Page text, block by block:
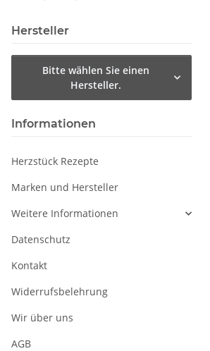
Hersteller
Bitte wählen Sie einen
Hersteller.
Informationen
Herzstück Rezepte
Marken und Hersteller
Weitere Informationen
Datenschutz
Kontakt
Widerrufsbelehrung
Wir über uns
AGB